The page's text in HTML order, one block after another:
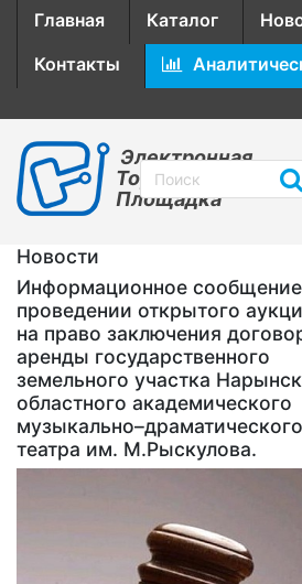
Главная Каталог
Контакты
Электронная
Торговая
Площадка
Новости
Информационное
проведении открытого
на право заключения
аренды государственного
земельного участка
областного академического
музыкально–драматического
театра им. М.Рыскулова.